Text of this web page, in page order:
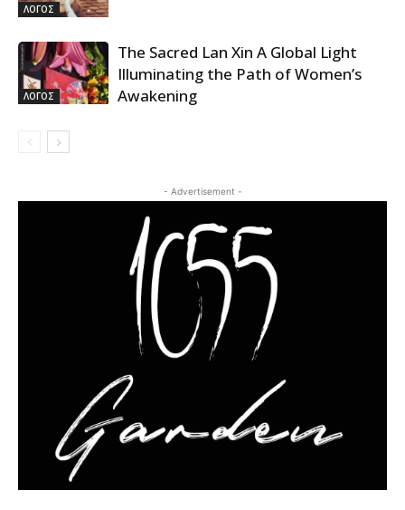
ΛΟΓΟΣ
ΛΟΓΟΣ
The Sacred Lan Xin A Global Light
Illuminating the Path of Women’s
Awakening
- Advertisement -